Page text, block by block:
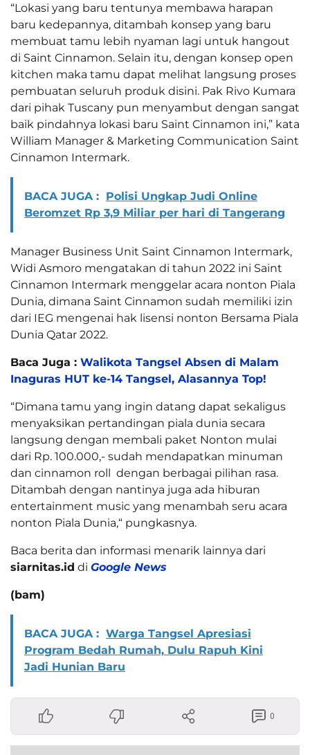
“Lokasi yang baru tentunya membawa harapan
baru kedepannya, ditambah konsep yang baru
membuat tamu lebih nyaman lagi untuk hangout
di Saint Cinnamon. Selain itu, dengan konsep open
kitchen maka tamu dapat melihat langsung proses
pembuatan seluruh produk disini. Pak Rivo Kumara
dari pihak Tuscany pun menyambut dengan sangat
baik pindahnya lokasi baru Saint Cinnamon ini,” kata
William Manager & Marketing Communication Saint
Cinnamon Intermark.
BACA JUGA : Polisi Ungkap Judi Online
Beromzet Rp 3,9 Miliar per hari di Tangerang
Manager Business Unit Saint Cinnamon Intermark,
Widi Asmoro mengatakan di tahun 2022 ini Saint
Cinnamon Intermark menggelar acara nonton Piala
Dunia, dimana Saint Cinnamon sudah memiliki izin
dari IEG mengenai hak lisensi nonton Bersama Piala
Dunia Qatar 2022.
Baca Juga : Walikota Tangsel Absen di Malam
Inaguras HUT ke-14 Tangsel, Alasannya Top!
“Dimana tamu yang ingin datang dapat sekaligus
menyaksikan pertandingan piala dunia secara
langsung dengan membali paket Nonton mulai
dari Rp. 100.000,- sudah mendapatkan minuman
dan cinnamon roll dengan berbagai pilihan rasa.
Ditambah dengan nantinya juga ada hiburan
entertainment music yang menambah seru acara
nonton Piala Dunia,“ pungkasnya.
Baca berita dan informasi menarik lainnya dari
siarnitas.id di Google News
(bam)
BACA JUGA : Warga Tangsel Apresiasi
Program Bedah Rumah, Dulu Rapuh Kini
Jadi Hunian Baru
0